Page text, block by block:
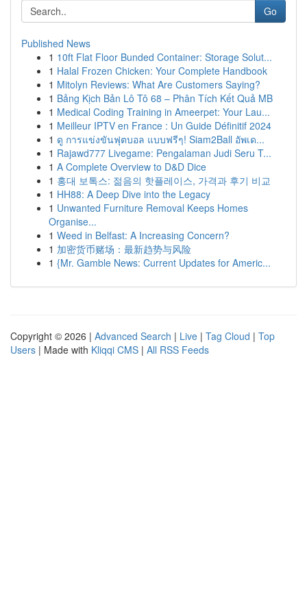
Go
Published News
1 10ft Flat Floor Bunded Container: Storage Solut...
1 Halal Frozen Chicken: Your Complete Handbook
1 Mitolyn Reviews: What Are Customers Saying?
1 Bảng Kịch Bản Lô Tô 68 – Phân Tích Kết Quả MB
1 Medical Coding Training in Ameerpet: Your Lau...
1 Meilleur IPTV en France : Un Guide Définitif 2024
1 ดู การแข่งขันฟุตบอล แบบฟรีๆ! Siam2Ball อัพเด...
1 Rajawd777 Livegame: Pengalaman Judi Seru T...
1 A Complete Overview to D&D Dice
1 홍대 보톡스: 젊음의 핫플레이스, 가격과 후기 비교
1 HH88: A Deep Dive into the Legacy
1 Unwanted Furniture Removal Keeps Homes
Organise...
1 Weed in Belfast: A Increasing Concern?
1 加密货币赌场：最新趋势与风险
1 {Mr. Gamble News: Current Updates for Americ...
Copyright © 2026 | Advanced Search | Live | Tag Cloud | Top
Users | Made with Kliqqi CMS | All RSS Feeds